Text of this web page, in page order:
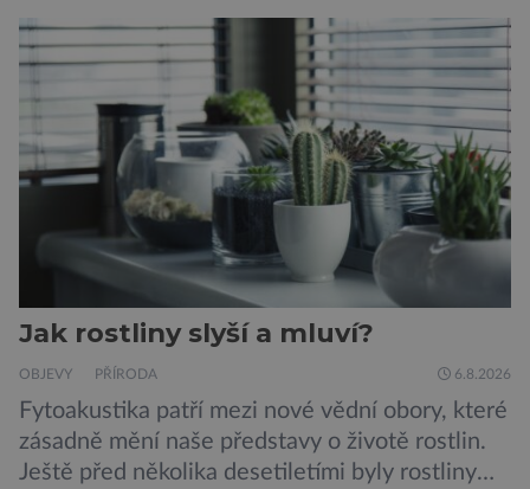
slávky. K příznakům otravy patří paralýza
dýchacích cest, dojít však může až k udušení.
Dosud proti tomuto jedu neexistovala
protilátka, nyní ji zřejmě vědci objevili, ovšem
její zdroj je […]
Jak rostliny slyší a mluví?
OBJEVY PŘÍRODA 6.8.2026
Fytoakustika patří mezi nové vědní obory, které
zásadně mění naše představy o životě rostlin.
Ještě před několika desetiletími byly rostliny